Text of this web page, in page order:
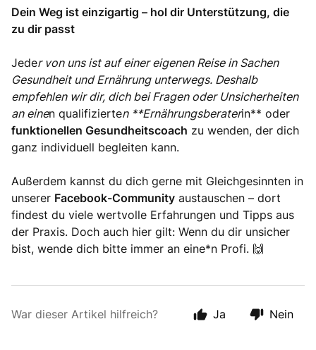
Dein Weg ist einzigartig – hol dir Unterstützung, die
zu dir passt
Jeder von uns ist auf einer eigenen Reise in Sachen
Gesundheit und Ernährung unterwegs. Deshalb
empfehlen wir dir, dich bei Fragen oder Unsicherheiten
an einen qualifizierten **Ernährungsberaterin** oder
funktionellen Gesundheitscoach zu wenden, der dich
ganz individuell begleiten kann.
Außerdem kannst du dich gerne mit Gleichgesinnten in
unserer Facebook-Community austauschen – dort
findest du viele wertvolle Erfahrungen und Tipps aus
der Praxis. Doch auch hier gilt: Wenn du dir unsicher
bist, wende dich bitte immer an eine*n Profi. 🙌
War dieser Artikel hilfreich? Ja Nein